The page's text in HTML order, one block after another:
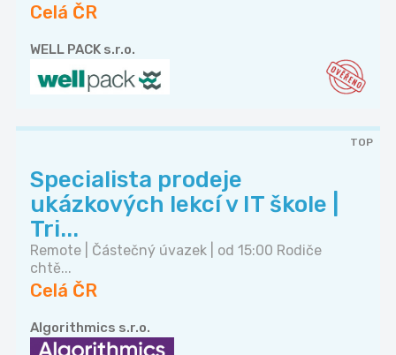
Celá ČR
WELL PACK s.r.o.
TOP
Specialista prodeje
ukázkových lekcí v IT škole |
Tri...
Remote | Částečný úvazek | od 15:00 Rodiče
chtě...
Celá ČR
Algorithmics s.r.o.